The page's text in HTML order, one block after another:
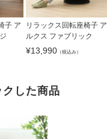
子 ア
リラックス回転座椅子 ア
ルクス ファブリック
¥13,990 （税込み）
した商品